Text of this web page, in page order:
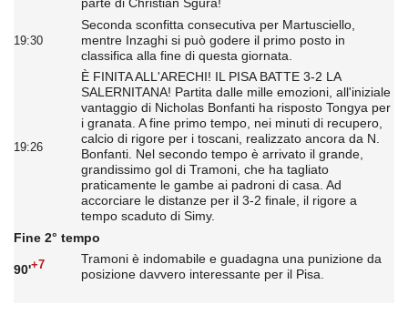
parte di Christian Sgura!
19:30
Seconda sconfitta consecutiva per Martusciello,
mentre Inzaghi si può godere il primo posto in
classifica alla fine di questa giornata.
19:26
È FINITA ALL'ARECHI! IL PISA BATTE 3-2 LA
SALERNITANA! Partita dalle mille emozioni, all'iniziale
vantaggio di Nicholas Bonfanti ha risposto Tongya per
i granata. A fine primo tempo, nei minuti di recupero,
calcio di rigore per i toscani, realizzato ancora da N.
Bonfanti. Nel secondo tempo è arrivato il grande,
grandissimo gol di Tramoni, che ha tagliato
praticamente le gambe ai padroni di casa. Ad
accorciare le distanze per il 3-2 finale, il rigore a
tempo scaduto di Simy.
Fine 2° tempo
90'+7
Tramoni è indomabile e guadagna una punizione da
posizione davvero interessante per il Pisa.